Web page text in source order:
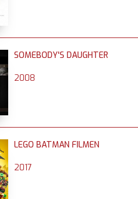
SOMEBODY'S DAUGHTER
2008
LEGO BATMAN FILMEN
2017